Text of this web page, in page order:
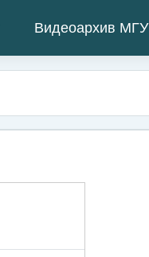
Видеоархив МГУ